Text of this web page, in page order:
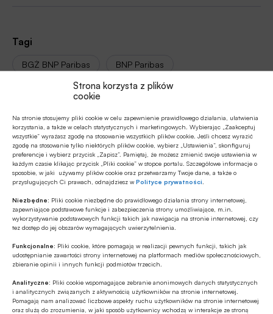
Strona korzysta z plików
cookie
Na stronie stosujemy pliki cookie w celu zapewnienie prawidłowego działania, ułatwienia
korzystania, a także w celach statystycznych i marketingowych. Wybierając „Zaakceptuj
wszystkie” wyrażasz zgodę na stosowanie wszystkich plików cookie. Jeśli chcesz wyrazić
zgodę na stosowanie tylko niektórych plików cookie, wybierz „Ustawienia”, skonfiguruj
preferencje i wybierz przycisk „Zapisz”. Pamiętaj, że możesz zmienić swoje ustawienia w
każdym czasie klikając przycisk „Pliki cookie” w stopce portalu. Szczegółowe informacje o
sposobie, w jaki używamy plików cookie oraz przetwarzamy Twoje dane, a także o
przysługujących Ci prawach, odnajdziesz wPolityce prywatności
Niezbędne: Pliki cookie niezbędne do prawidłowego działania strony internetowej,
zapewniające podstawowe funkcje i zabezpieczenia strony umożliwiające, m.in.
wykorzystywanie podstawowych funkcji takich jak nawigacja na stronie internetowej, czy
tez dostęp do jej obszarów wymagających uwierzytelnienia.
Funkcjonalne: Pliki cookie, które pomagają w realizacji pewnych funkcji, takich jak
udostępnianie zawartości strony internetowej na platformach mediów społecznościowych,
zbieranie opinii i innych funkcji podmiotów trzecich.
Analityczne: Pliki cookie wspomagające zebranie anonimowych danych statystycznych
i analitycznych związanych z aktywnością użytkowników na stronie internetowej.
Pomagają nam analizować liczbowe aspekty ruchu użytkowników na stronie internetowej
oraz służą do zrozumienia, w jaki sposób użytkownicy wchodzą w interakcje ze stroną
Tagi
BGŻ BNP Paribas BNP Paribas
Giełda Papierów Wartościowych / GPW
Józef Wancer Karol Jerzy Mórawski
Krzysztof Pietraszkiewicz Sektor bankowy
Związek Banków Polskich / ZBP
Autor
Karol Jerzy Mórawski
Źródło